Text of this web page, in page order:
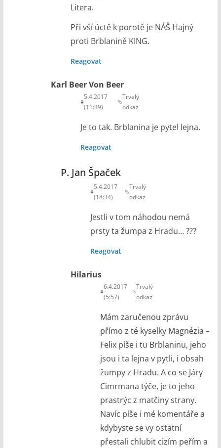
Litera.
Při vší úctě k porotě je NÁŠ Hajný
proti Brblanině KING.
Reagovat
Karl Beer Von Beer
5.4.2017
(11:39)
Trvalý
odkaz
Je to tak. Brblanina je pytel lejna.
Reagovat
P. Jan Špaček
5.4.2017
(18:34)
Trvalý
odkaz
Jestli v tom náhodou nemá
prsty ta žumpa z Hradu… ???
Reagovat
Hilarius
6.4.2017
(5:57)
Trvalý
odkaz
Mám zaručenou zprávu
přímo z té kyselky Magnézia –
Felix píše i tu Brblaninu, jeho
jsou i ta lejna v pytli, i obsah
žumpy z Hradu. A co se Járy
Cimrmana týče, je to jeho
prastrýc z matčiny strany.
Navíc píše i mé komentáře a
kdybyste se vy ostatní
přestali chlubit cizím peřím a